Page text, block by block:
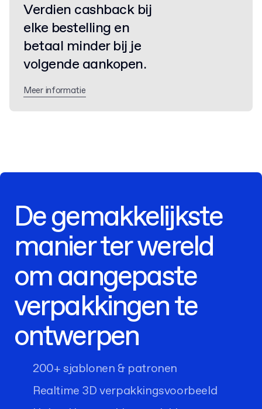
Verdien cashback bij
elke bestelling en
betaal minder bij je
volgende aankopen.
Meer informatie
De gemakkelijkste
manier ter wereld
om aangepaste
verpakkingen te
ontwerpen
200+ sjablonen & patronen
Realtime 3D verpakkingsvoorbeeld